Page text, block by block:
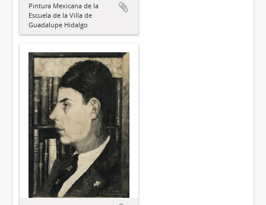
Pintura Mexicana de la
Escuela de la Villa de
Guadalupe Hidalgo